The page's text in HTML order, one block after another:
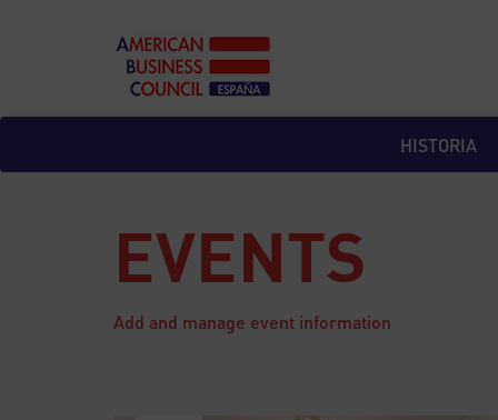
HISTORIA
EVENTS
Add and manage event information